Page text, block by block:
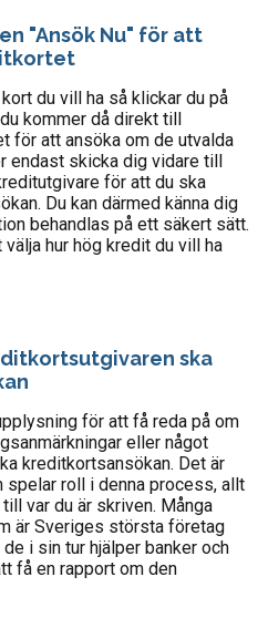
"Ansök Nu" för att
du vill ha så klickar du på
kommer då direkt till
för att ansöka om de utvalda
endast skicka dig vidare till
för att du ska
Du kan därmed känna dig
behandlas på ett säkert sätt.
hur hög kredit du vill ha
ska
för att få reda på om
eller något
kreditkortsansökan. Det är
spelar roll i denna process, allt
var du är skriven. Många
är Sveriges största företag
i sin tur hjälper banker och
få en rapport om den